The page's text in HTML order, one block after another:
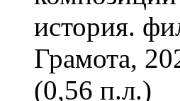
история.
Грамота,
(0,56 п.л.)